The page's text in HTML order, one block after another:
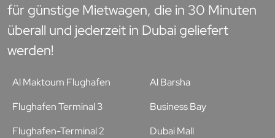
für günstige Mietwagen, die in 30 Minuten
überall und jederzeit in Dubai geliefert
werden!
Al Maktoum Flughafen
Flughafen Terminal 3
Flughafen-Terminal 2
Al Barsha
Business Bay
Dubai Mall